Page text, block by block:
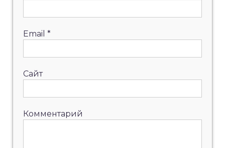
Email *
Сайт
Комментарий